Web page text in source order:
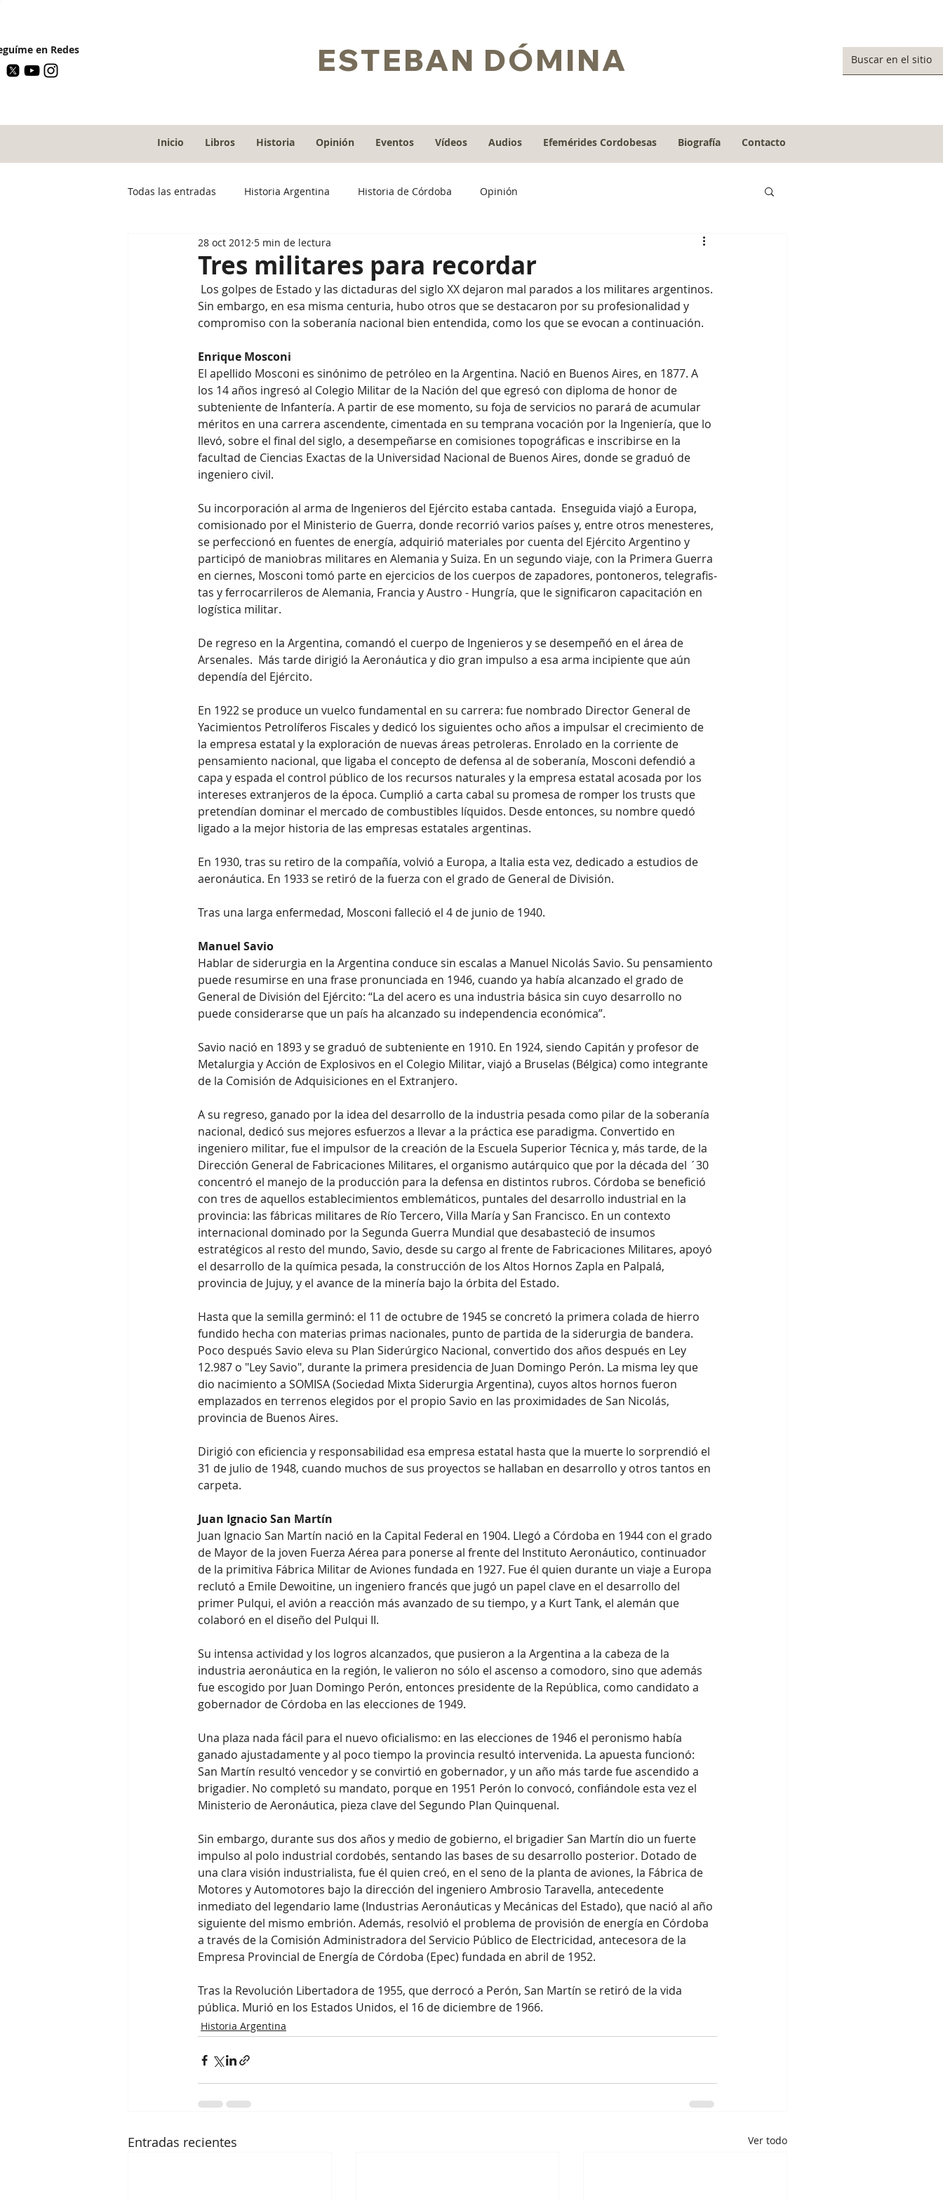
ESTEBAN DÓMINA
en Redes
Inicio Libros Historia Opinión Eventos Vídeos Audios Efemérides Cordobesas Biografía Contacto
Todas las entradas Historia Argentina Historia de Córdoba Opinión
Tres militares para recordar
28 oct 2012 5 min de lectura
Sin embargo, en esa misma centuria, hubo otros que se destacaron por su profesionalidad y
compromiso con la soberanía nacional bien entendida, como los que se evocan a continuación.
Enrique Mosconi
El apellido Mosconi es sinónimo de petróleo en la Argentina. Nació en Buenos Aires, en 1877. A
los 14 años ingresó al Colegio Militar de la Nación del que egresó con diploma de honor de
subteniente de Infantería. A partir de ese momento, su foja de servicios no parará de acumular
méritos en una carrera ascendente, cimentada en su temprana vocación por la Ingeniería, que lo
llevó, sobre el final del siglo, a desempeñarse en comisiones topográficas e inscribirse en la
facultad de Ciencias Exactas de la Universidad Nacional de Buenos Aires, donde se graduó de
ingeniero civil.
Su incorporación al arma de Ingenieros del Ejército estaba cantada.  Enseguida viajó a Europa,
comisionado por el Ministerio de Guerra, donde recorrió varios países y, entre otros menesteres,
se perfeccionó en fuentes de energía, adquirió materiales por cuenta del Ejército Argentino y
participó de maniobras militares en Alemania y Suiza. En un segundo viaje, con la Primera Guerra
en ciernes, Mosconi tomó parte en ejercicios de los cuerpos de za­padores, pontoneros, telegrafis­
tas y ferrocarrileros de Alema­nia, Francia y Austro - Hungría, que le significaron capacitación en
logística militar.
De regreso en la Argentina, comandó el cuerpo de Ingenieros y se desempeñó en el área de
Arsenales.  Más tarde dirigió la Aeronáutica y dio gran impulso a esa arma incipiente que aún
dependía del Ejército.
En 1922 se produce un vuelco fundamental en su carrera: fue nombrado Director General de
Yacimientos Petrolíferos Fiscales y dedicó los siguientes ocho años a impulsar el crecimiento de
la empresa estatal y la exploración de nuevas áreas petroleras. Enrolado en la corriente de
pensamiento nacional, que ligaba el concepto de defensa al de soberanía, Mosconi defendió a
capa y espada el control público de los recursos naturales y la empresa estatal acosada por los
intereses extranjeros de la época. Cumplió a carta cabal su promesa de romper los trusts que
pretendían dominar el mercado de combustibles líquidos. Desde entonces, su nombre quedó
ligado a la mejor historia de las empresas estatales argentinas.
En 1930, tras su retiro de la compañía, volvió a Europa, a Italia esta vez, dedicado a estudios de
aeronáutica. En 1933 se retiró de la fuerza con el grado de General de División.
Tras una larga enfermedad, Mosconi falleció el 4 de junio de 1940.
Manuel Savio
Hablar de siderurgia en la Argentina conduce sin escalas a Manuel Nicolás Savio. Su pensamiento
puede resumirse en una frase pronunciada en 1946, cuando ya había alcanzado el grado de
General de División del Ejército: “La del acero es una industria básica sin cuyo desarrollo no
puede considerarse que un país ha alcanzado su independencia económica”.
Savio nació en 1893 y se graduó de subteniente en 1910. En 1924, siendo Capitán y profesor de
Metalurgia y Acción de Explosivos en el Colegio Militar, viajó a Bruselas (Bélgica) como integrante
de la Comisión de Adquisiciones en el Extranjero.
A su regreso, ganado por la idea del desarrollo de la industria pesada como pilar de la soberanía
nacional, dedicó sus mejores esfuerzos a llevar a la práctica ese paradigma. Convertido en
ingeniero militar, fue el impulsor de la creación de la Escuela Superior Técnica y, más tarde, de la
Dirección General de Fabricaciones Militares, el organismo autárquico que por la década del ´30
concentró el manejo de la producción para la defensa en distintos rubros. Córdoba se benefició
con tres de aquellos establecimientos emblemáticos, puntales del desarrollo industrial en la
provincia: las fábricas militares de Río Tercero, Villa María y San Francisco. En un contexto
internacional dominado por la Segunda Guerra Mundial que desabasteció de insumos
estratégicos al resto del mundo, Savio, desde su cargo al frente de Fabricaciones Militares, apoyó
el desarrollo de la química pesada, la construcción de los Altos Hornos Zapla en Palpalá,
provincia de Jujuy, y el avance de la minería bajo la órbita del Estado.
Hasta que la semilla germinó: el 11 de octubre de 1945 se concretó la primera colada de hierro
fundido hecha con materias primas nacionales, punto de partida de la siderurgia de bandera.
Poco después Savio eleva su Plan Siderúrgico Nacional, convertido dos años después en Ley
12.987 o "Ley Savio", durante la primera presidencia de Juan Domingo Perón. La misma ley que
dio nacimiento a SOMISA (Sociedad Mixta Siderurgia Argentina), cuyos altos hornos fueron
emplazados en terrenos elegidos por el propio Savio en las proximidades de San Nicolás,
provincia de Buenos Aires.
Dirigió con eficiencia y responsabilidad esa empresa estatal hasta que la muerte lo sorprendió el
31 de julio de 1948, cuando muchos de sus proyectos se hallaban en desarrollo y otros tantos en
carpeta.
Juan Ignacio San Martín
Juan Ignacio San Martín nació en la Capital Federal en 1904. Llegó a Córdoba en 1944 con el grado
de Mayor de la joven Fuerza Aérea para ponerse al frente del Instituto Aeronáutico, continuador
de la primitiva Fábrica Militar de Aviones fundada en 1927. Fue él quien durante un viaje a Europa
reclutó a Emile Dewoitine, un ingeniero francés que jugó un papel clave en el desarrollo del
primer Pulqui, el avión a reacción más avanzado de su tiempo, y a Kurt Tank, el alemán que
colaboró en el diseño del Pulqui II.
Su intensa actividad y los logros alcanzados, que pusieron a la Argentina a la cabeza de la
industria aeronáutica en la región, le valieron no sólo el ascenso a comodoro, sino que además
fue escogido por Juan Domingo Perón, entonces presidente de la República, como candidato a
gobernador de Córdoba en las elecciones de 1949.
Una plaza nada fácil para el nuevo oficialismo: en las elecciones de 1946 el peronismo había
ganado ajustadamente y al poco tiempo la provincia resultó intervenida. La apuesta funcionó:
San Martín resultó vencedor y se convirtió en gobernador, y un año más tarde fue ascendido a
brigadier. No completó su mandato, porque en 1951 Perón lo convocó, confiándole esta vez el
Ministerio de Aeronáutica, pieza clave del Segundo Plan Quinquenal.
Sin embargo, durante sus dos años y medio de gobierno, el brigadier San Martín dio un fuerte
impulso al polo industrial cordobés, sentando las bases de su desarrollo posterior. Dotado de
una clara visión industrialista, fue él quien creó, en el seno de la planta de aviones, la Fábrica de
Motores y Automotores bajo la dirección del ingeniero Ambrosio Taravella, antecedente
inmediato del legendario Iame (Industrias Aeronáuticas y Mecánicas del Estado), que nació al año
siguiente del mismo embrión. Además, resolvió el problema de provisión de energía en Córdoba
a través de la Comisión Administradora del Servicio Público de Electricidad, antecesora de la
Empresa Provincial de Energía de Córdoba (Epec) fundada en abril de 1952.
Tras la Revolución Libertadora de 1955, que derrocó a Perón, San Martín se retiró de la vida
pública. Murió en los Estados Unidos, el 16 de diciembre de 1966.
Historia Argentina
Entradas recientes Ver todo